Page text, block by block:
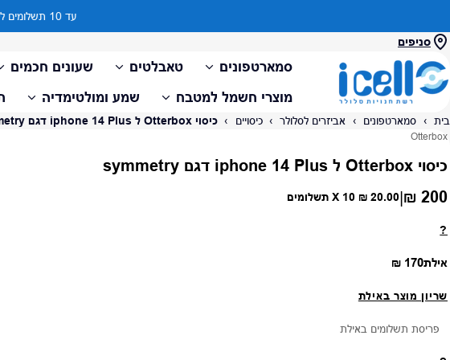
סניפים
סמארטפונים טאבלטים שעונים חכמים
מוצרי חשמל למטבח
שמע ומולטימדיה
בית › סמארטפונים › אביזרים לסלולר › כיסויים › כיסוי Otterbox ל iphone 14 Plus דגם symmetry
ספק:
Otterbox
כיסוי Otterbox ל iphone 14 Plus דגם symmetry
מחיר רגיל
200 ₪
|
20.00 ₪ X 10 תשלומים
?
אילתמחיר רגיל
170 ₪
שריון מוצר באילת
פריסת תשלומים באילת